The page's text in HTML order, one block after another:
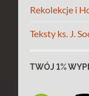
Rekolekcje i
Teksty ks. J.
TWÓJ 1%